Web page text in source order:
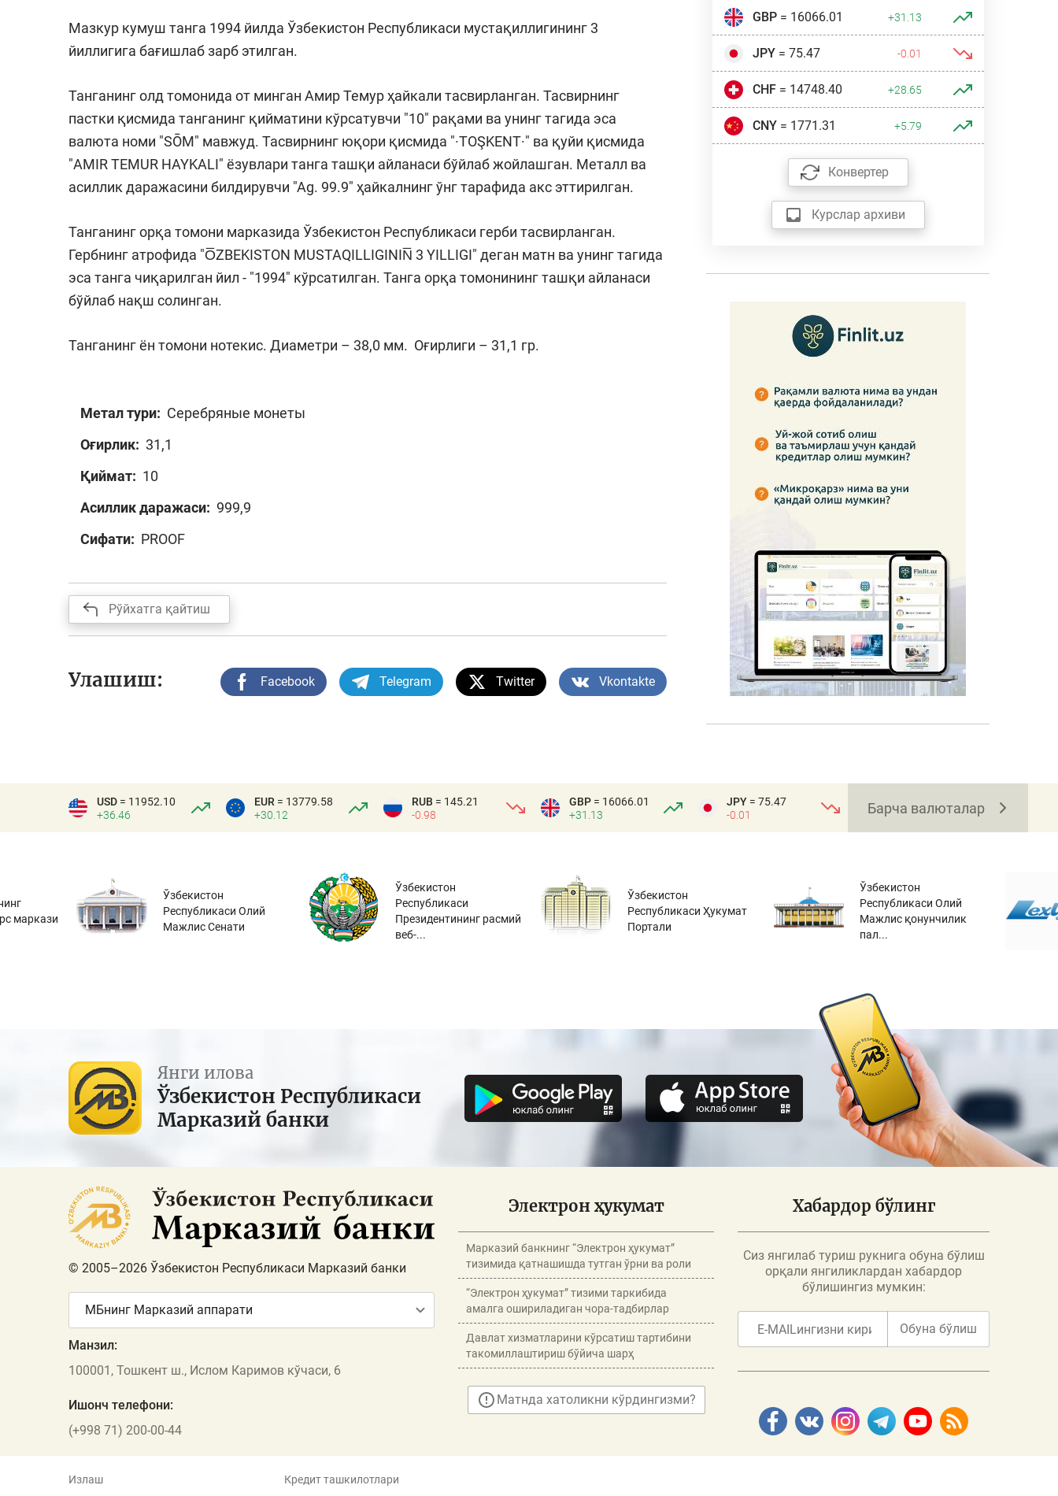
Мазкур кумуш танга 1994 йилда Ўзбекистон Республикаси мустақиллигининг 3
йиллигига бағишлаб зарб этилган.
Танганинг олд томонида от минган Амир Темур ҳайкали тасвирланган. Тасвирнинг
пастки қисмида танганинг қийматини кўрсатувчи "10" рақами ва унинг тагида эса
валюта номи "SŌM" мавжуд. Тасвирнинг юқори қисмида "·TOŞKENT·" ва қуйи қисмида
"AMIR TEMUR HAYKALI" ёзувлари танга ташқи айланаси бўйлаб жойлашган. Металл ва
асиллик даражасини билдирувчи "Аg. 99.9" ҳайкалнинг ўнг тарафида акс эттирилган.
Танганинг орқа томони марказида Ўзбекистон Республикаси герби тасвирланган.
Гербнинг атрофида "O̅ZBEKISTON MUSTAQILLIGININ̅ 3 YILLIGI" деган матн ва унинг тагида
эса танга чиқарилган йил - "1994" кўрсатилган. Танга орқа томонининг ташқи айланаси
бўйлаб нақш солинган.
Танганинг ён томони нотекис. Диаметри – 38,0 мм. Оғирлиги – 31,1 гр.
Метал тури: Серебряные монеты
Оғирлик: 31,1
Қиймат: 10
Асиллик даражаси: 999,9
Сифати: PROOF
Рўйхатга қайтиш
Улашиш: Facebook Telegram Twitter Vkontakte
GBP= 16066.01 +31.13
JPY= 75.47 -0.01
CHF= 14748.40 +28.65
CNY= 1771.31 +5.79
Конвертер
Курслар архиви
USD = 11952.10
+36.46
EUR = 13779.58
+30.12
RUB = 145.21
-0.98
GBP = 16066.01
+31.13
JPY = 75.47
-0.01
Барча валюталар
маркази
Ўзбекистон
Республикаси Олий
Мажлис Сенати
Ўзбекистон
Республикаси
Президентининг расмий
веб-...
Ўзбекистон
Республикаси Ҳукумат
Портали
Ўзбекистон
Республикаси Олий
Мажлис қонунчилик
пал...
Янги илова
Ўзбекистон Республикаси
Марказий банки
© 2005–2026 Ўзбекистон Республикаси Марказий банки
МБнинг Марказий аппарати
Манзил:
100001, Тошкент ш., Ислом Каримов кўчаси, 6
Ишонч телефони:
(+998 71) 200-00-44
Электрон ҳукумат
Марказий банкнинг “Электрон ҳукумат”
тизимида қатнашишда тутган ўрни ва роли
“Электрон ҳукумат” тизими таркибида
амалга ошириладиган чора-тадбирлар
Давлат хизматларини кўрсатиш тартибини
такомиллаштириш бўйича шарҳ
Матнда хатоликни кўрдингизми?
Хабардор бўлинг
Сиз янгилаб туриш рукнига обуна бўлиш
орқали янгиликлардан хабардор
бўлишингиз мумкин:
Обуна бўлиш
Излаш Кредит ташкилотлари